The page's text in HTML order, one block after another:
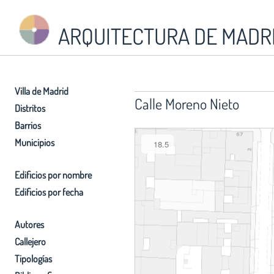
ARQUITECTURA DE
Villa de Madrid
Distritos
Barrios
Municipios
Edificios por nombre
Edificios por fecha
Autores
Callejero
Tipologías
Calle Moreno Nieto
18.5